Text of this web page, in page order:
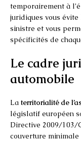
temporairement à
juridiques vous évite
sinistre et vous
spécificités de
Le cadre
automobile
La territorialité de
législatif européen
Directive 2009/103/
couverture minimale